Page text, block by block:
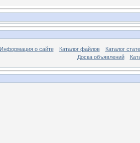
Информация о сайте Каталог файлов
Каталог
Доска объявлений